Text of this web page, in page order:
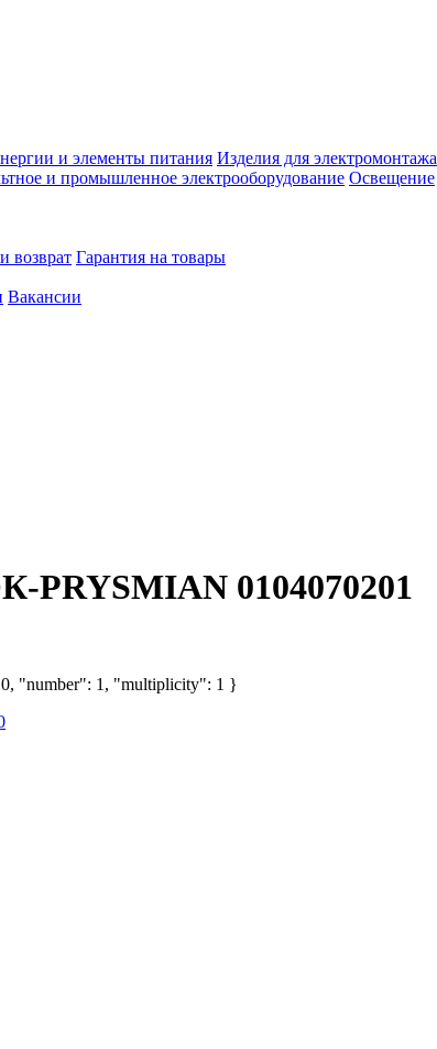
и элементы питания Изделия для электромонтажа
и промышленное электрооборудование Освещение
возврат Гарантия на товары
Вакансии
PRYSMIAN 0104070201
"number": 1, "multiplicity": 1 }